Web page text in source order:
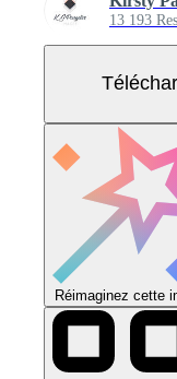
13 193
Réimaginez cette